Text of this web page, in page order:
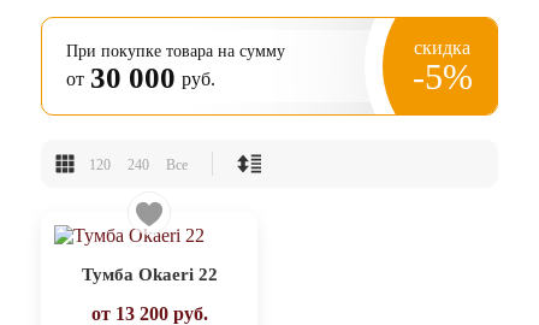
При покупке товара на сумму
от 30 000 руб.
скидка
-5%
120 240 Все
Тумба Okaeri 22
от 13 200руб.